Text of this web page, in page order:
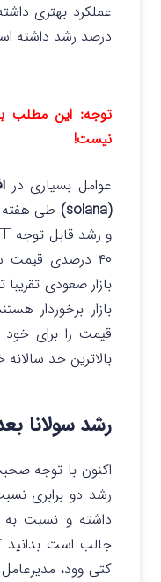
درصد رشد داشته
توجه: این مطلب
نیست!
عوامل بسیاری در
(solana)
و رشد قابل توجه ETF
۴۰ درصدی
بازار صعودی
بازار برخوردار
قیمت را برای خود
بالاترین حد
رشد سولانا
اکنون با توجه
رشد دو برابری
داشته و نسبت به
جالب است بدانید